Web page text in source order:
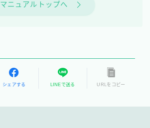
マニュアルトップへ
シェアする LINEで送る URLをコピー